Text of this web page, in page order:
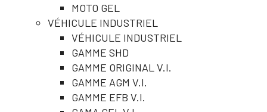
MOTO GEL
VÉHICULE INDUSTRIEL
VÉHICULE INDUSTRIEL
GAMME SHD
GAMME ORIGINAL V.I.
GAMME AGM V.I.
GAMME EFB V.I.